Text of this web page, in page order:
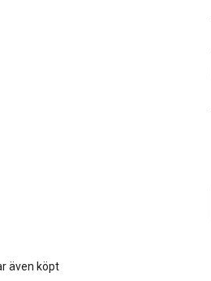
även köpt